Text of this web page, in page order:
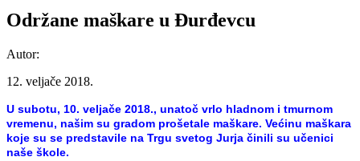
Održane maškare u Đurđevcu
Autor:
12. veljače 2018.
U subotu, 10. veljače 2018., unatoč vrlo hladnom i tmurnom
vremenu, našim su gradom prošetale maškare. Većinu maškara
koje su se predstavile na Trgu svetog Jurja činili su učenici
naše škole.